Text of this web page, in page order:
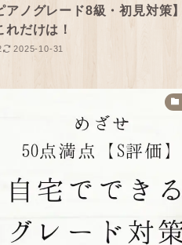
アノグレード8級・初見対策
れだけは！
2025-10-31